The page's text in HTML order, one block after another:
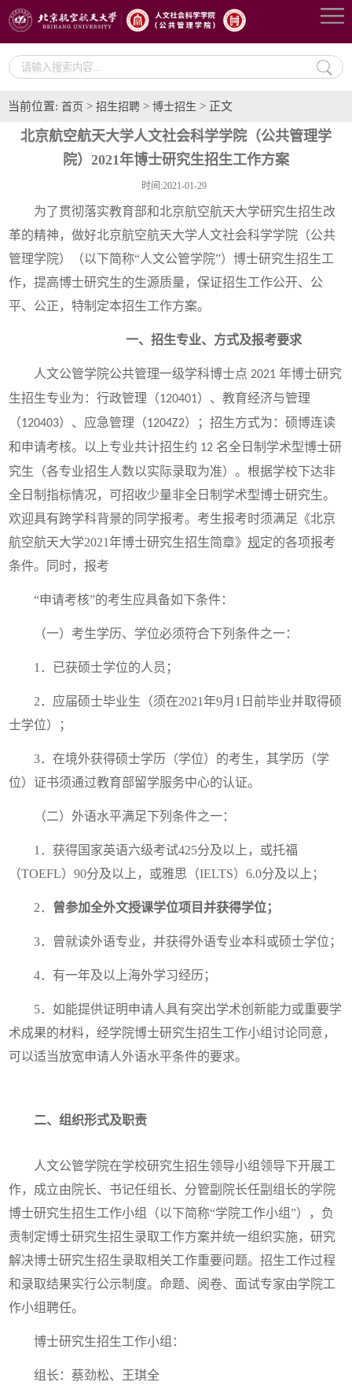
当前位置: 首页 > 招生招聘 > 博士招生 > 正文
北京航空航天大学人文社会科学学院（公共管理学
院）2021年博士研究生招生工作方案
时间:2021-01-29
为了贯彻落实教育部和北京航空航天大学研究生招生改
革的精神，做好北京航空航天大学人文社会科学学院（公共
管理学院）（以下简称“人文公管学院”）博士研究生招生工
作，提高博士研究生的生源质量，保证招生工作公开、公
平、公正，特制定本招生工作方案。
一、招生专业、方式及报考要求
人文公管学院公共管理一级学科博士点 2021年博士研究
生招生专业为：行政管理（120401）、教育经济与管理
（120403）、应急管理（1204Z2）；招生方式为：硕博连读
和申请考核。以上专业共计招生约 12 名全日制学术型博士研
究生（各专业招生人数以实际录取为准）。根据学校下达非
全日制指标情况，可招收少量非全日制学术型博士研究生。
欢迎具有跨学科背景的同学报考。考生报考时须满足 《北京
航空航天大学2021年博士研究生招生简章》规定的各项报考
条件。同时，报考
“申请考核”的考生应具备如下条件：
（一）考生学历、学位必须符合下列条件之一：
1．已获硕士学位的人员；
2．应届硕士毕业生（须在2021年9月1日前毕业并取得硕
士学位）；
3．在境外获得硕士学历（学位）的考生，其学历（学
位）证书须通过教育部留学服务中心的认证。
（二）外语水平满足下列条件之一：
1．获得国家英语六级考试425分及以上，或托福
（TOEFL）90分及以上，或雅思（IELTS）6.0分及以上；
2． 曾参加全外文授课学位项目并获得学位；
3．曾就读外语专业，并获得外语专业本科或硕士学位；
4．有一年及以上海外学习经历；
5．如能提供证明申请人具有突出学术创新能力或重要学
术成果的材料，经学院博士研究生招生工作小组讨论同意，
可以适当放宽申请人外语水平条件的要求。
二、组织形式及职责
人文公管学院在学校研究生招生领导小组领导下开展工
作，成立由院长、书记任组长、分管副院长任副组长的学院
博士研究生招生工作小组（以下简称“学院工作小组”），负
责制定博士研究生招生录取工作方案并统一组织实施，研究
解决博士研究生招生录取相关工作重要问题。招生工作过程
和录取结果实行公示制度。命题、阅卷、面试专家由学院工
作小组聘任。
博士研究生招生工作小组：
组长：蔡劲松、王琪全